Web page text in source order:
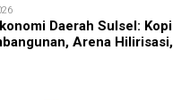
Daerah Sulsel: Kopi
Arena Hilirisasi,